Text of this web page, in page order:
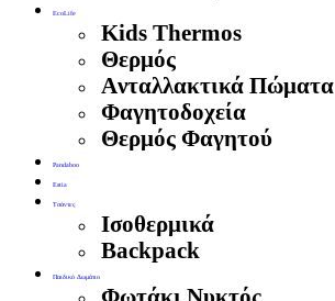
EcoLife
Kids Thermos
Θερμός
Aνταλλακτικά Πώματα
Φαγητοδοχεία
Θερμός Φαγητού
Pandaboo
Estia
Τσάντες
Ισοθερμικά
Backpack
Παιδικό Δωμάτιο
Φωτάκι Νυκτός